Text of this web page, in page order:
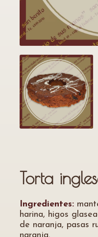
Torta
Ingredientes:
harina, higos
de naranja, pasas